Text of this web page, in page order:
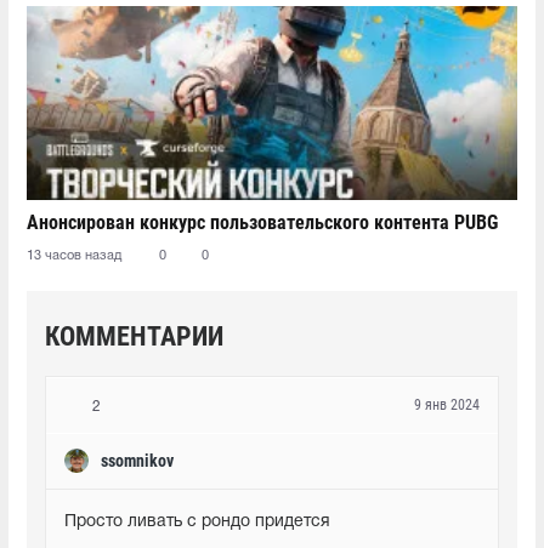
Анонсирован конкурс пользовательского контента PUBG
13 часов назад 0 0
КОММЕНТАРИИ
2
ssomnikov
9 янв 2024
Просто ливать с рондо придется